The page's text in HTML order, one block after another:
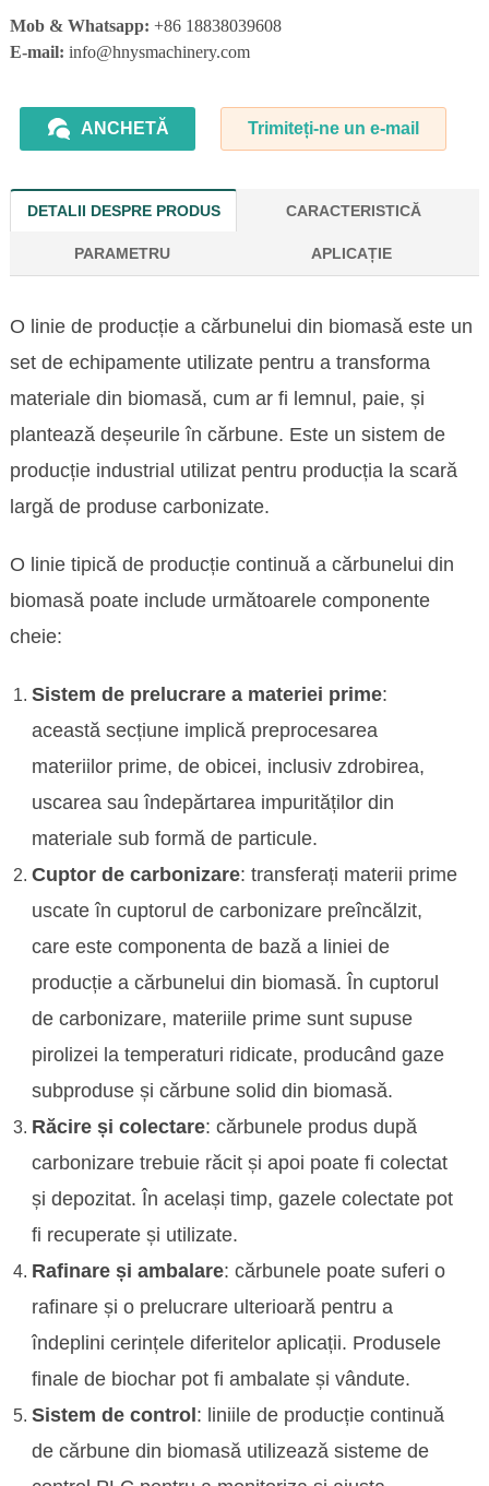
Mob & Whatsapp: +86 18838039608
E-mail: info@hnysmachinery.com
ANCHETĂ Trimiteți-ne un e-mail
DETALII DESPRE PRODUS CARACTERISTICĂ
PARAMETRU APLICAȚIE
O linie de producție a cărbunelui din biomasă este un
set de echipamente utilizate pentru a transforma
materiale din biomasă, cum ar fi lemnul, paie, și
plantează deșeurile în cărbune. Este un sistem de
producție industrial utilizat pentru producția la scară
largă de produse carbonizate.
O linie tipică de producție continuă a cărbunelui din
biomasă poate include următoarele componente
cheie:
Sistem de prelucrare a materiei prime:
această secțiune implică preprocesarea
materiilor prime, de obicei, inclusiv zdrobirea,
uscarea sau îndepărtarea impurităților din
materiale sub formă de particule.
Cuptor de carbonizare: transferați materii prime
uscate în cuptorul de carbonizare preîncălzit,
care este componenta de bază a liniei de
producție a cărbunelui din biomasă. În cuptorul
de carbonizare, materiile prime sunt supuse
pirolizei la temperaturi ridicate, producând gaze
subproduse și cărbune solid din biomasă.
Răcire și colectare: cărbunele produs după
carbonizare trebuie răcit și apoi poate fi colectat
și depozitat. În același timp, gazele colectate pot
fi recuperate și utilizate.
Rafinare și ambalare: cărbunele poate suferi o
rafinare și o prelucrare ulterioară pentru a
îndeplini cerințele diferitelor aplicații. Produsele
finale de biochar pot fi ambalate și vândute.
Sistem de control : liniile de producție continuă
de cărbune din biomasă utilizează sisteme de